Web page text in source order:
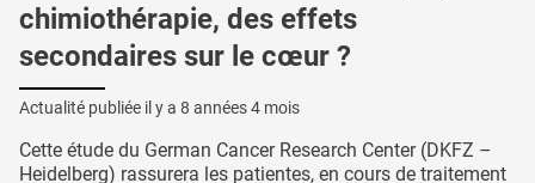
chimiothérapie, des effets
secondaires sur le cœur ?
Actualité publiée il y a 8 années 4 mois
Cette étude du German Cancer Research Center (DKFZ –
Heidelberg) rassurera les patientes, en cours de traitement